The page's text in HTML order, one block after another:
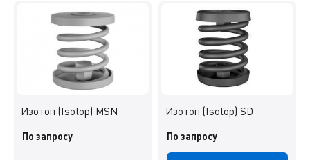
Изотоп (Isotop) MSN
По запросу
Изотоп (Isotop) SD
По запросу